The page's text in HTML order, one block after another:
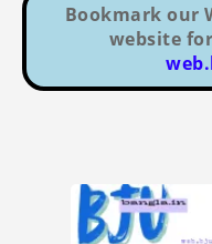
Bookmark our
website